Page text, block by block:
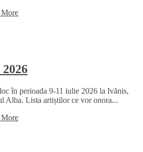
More
în perioada 9-11 iulie 2026 la Ivănis,
Alba. Lista artiștilor ce vor onora...
More